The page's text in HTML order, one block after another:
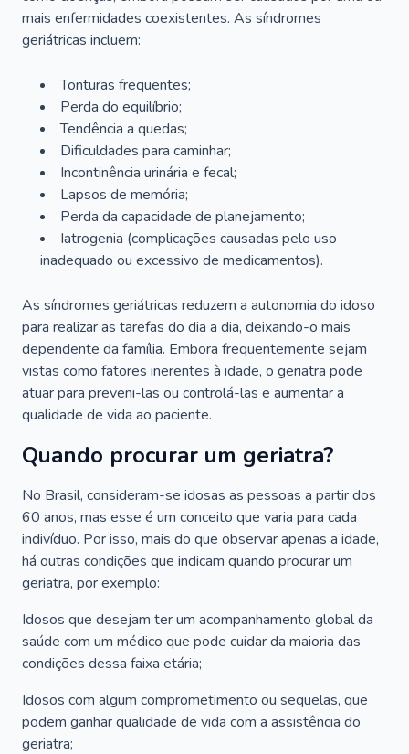
mais enfermidades coexistentes. As síndromes
geriátricas incluem:
Tonturas frequentes;
Perda do equilíbrio;
Tendência a quedas;
Dificuldades para caminhar;
Incontinência urinária e fecal;
Lapsos de memória;
Perda da capacidade de planejamento;
Iatrogenia (complicações causadas pelo uso
inadequado ou excessivo de medicamentos).
As síndromes geriátricas reduzem a autonomia do idoso
para realizar as tarefas do dia a dia, deixando-o mais
dependente da família. Embora frequentemente sejam
vistas como fatores inerentes à idade, o geriatra pode
atuar para preveni-las ou controlá-las e aumentar a
qualidade de vida ao paciente.
Quando procurar um geriatra?
No Brasil, consideram-se idosas as pessoas a partir dos
60 anos, mas esse é um conceito que varia para cada
indivíduo. Por isso, mais do que observar apenas a idade,
há outras condições que indicam quando procurar um
geriatra, por exemplo:
Idosos que desejam ter um acompanhamento global da
saúde com um médico que pode cuidar da maioria das
condições dessa faixa etária;
Idosos com algum comprometimento ou sequelas, que
podem ganhar qualidade de vida com a assistência do
geriatra;